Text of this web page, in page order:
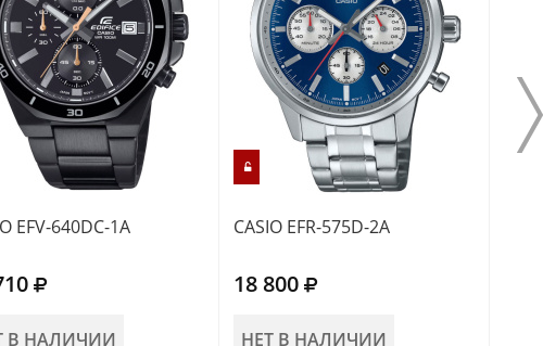
EFV-640DC-1A
В НАЛИЧИИ
CASIO EFR-575D-2A
18 800
НЕТ В НАЛИЧИИ